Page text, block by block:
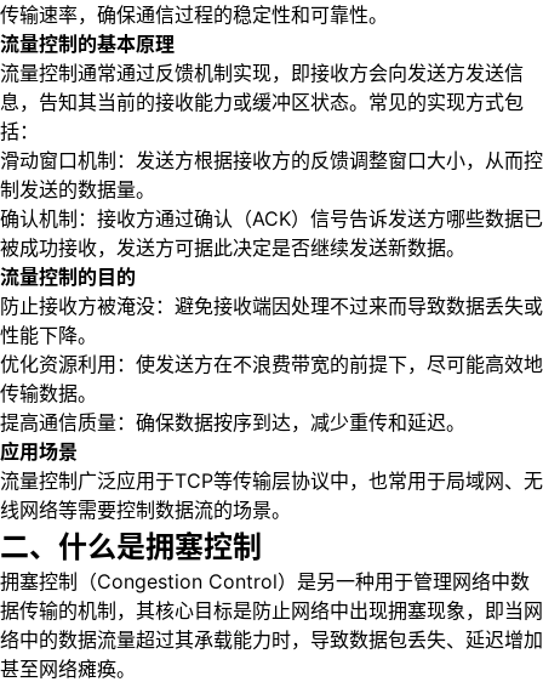
传输速率，确保通信过程的稳定性和可靠性。
流量控制的基本原理
流量控制通常通过反馈机制实现，即接收方会向发送方发送信
息，告知其当前的接收能力或缓冲区状态。常见的实现方式包
括：
滑动窗口机制：发送方根据接收方的反馈调整窗口大小，从而控
制发送的数据量。
确认机制：接收方通过确认（ACK）信号告诉发送方哪些数据已
被成功接收，发送方可据此决定是否继续发送新数据。
流量控制的目的
防止接收方被淹没：避免接收端因处理不过来而导致数据丢失或
性能下降。
优化资源利用：使发送方在不浪费带宽的前提下，尽可能高效地
传输数据。
提高通信质量：确保数据按序到达，减少重传和延迟。
应用场景
流量控制广泛应用于TCP等传输层协议中，也常用于局域网、无
线网络等需要控制数据流的场景。
二、什么是拥塞控制
拥塞控制（Congestion Control）是另一种用于管理网络中数
据传输的机制，其核心目标是防止网络中出现拥塞现象，即当网
络中的数据流量超过其承载能力时，导致数据包丢失、延迟增加
甚至网络瘫痪。